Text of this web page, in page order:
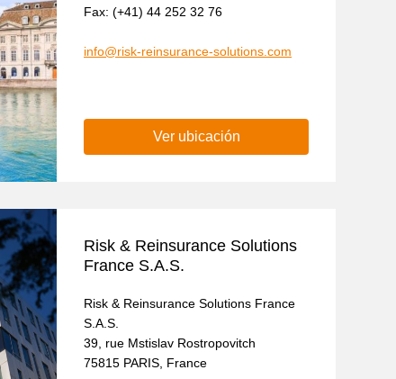
Fax: (+41) 44 252 32 76
info@risk-reinsurance-solutions.com
Ver ubicación
Risk & Reinsurance Solutions
France S.A.S.
Risk & Reinsurance Solutions France
S.A.S.
39, rue Mstislav Rostropovitch
75815 PARIS, France